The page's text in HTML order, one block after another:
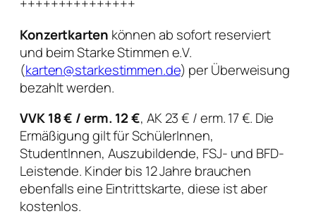
Konzertkarten können ab sofort reserviert
und beim Starke Stimmen e.V.
(karten@starkestimmen.de) per Überweisung
bezahlt werden.
VVK 18 € / erm. 12 €, AK 23 € / erm. 17 €. Die
Ermäßigung gilt für SchülerInnen,
StudentInnen, Auszubildende, FSJ- und BFD-
Leistende. Kinder bis 12 Jahre brauchen
ebenfalls eine Eintrittskarte, diese ist aber
kostenlos.